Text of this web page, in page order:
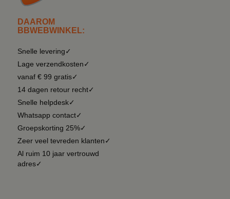
DAAROM
BBWEBWINKEL:
Snelle levering✓
Lage verzendkosten✓
vanaf € 99 gratis✓
14 dagen retour recht✓
Snelle helpdesk✓
Whatsapp contact✓
Groepskorting 25%✓
Zeer veel tevreden klanten✓
Al ruim 10 jaar vertrouwd
adres✓